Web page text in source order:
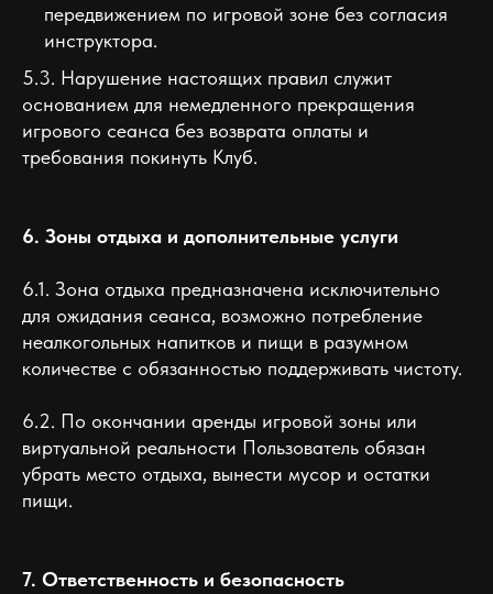
передвижением по игровой зоне без согласия
инструктора.
5.3. Нарушение настоящих правил служит
основанием для немедленного прекращения
игрового сеанса без возврата оплаты и
требования покинуть Клуб.
6. Зоны отдыха и дополнительные услуги
6.1. Зона отдыха предназначена исключительно
для ожидания сеанса, возможно потребление
неалкогольных напитков и пищи в разумном
количестве с обязанностью поддерживать чистоту.
6.2. По окончании аренды игровой зоны или
виртуальной реальности Пользователь обязан
убрать место отдыха, вынести мусор и остатки
пищи.
7. Ответственность и безопасность